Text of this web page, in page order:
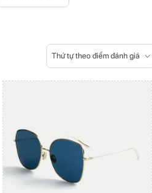
Thứ tự theo điểm đánh giá